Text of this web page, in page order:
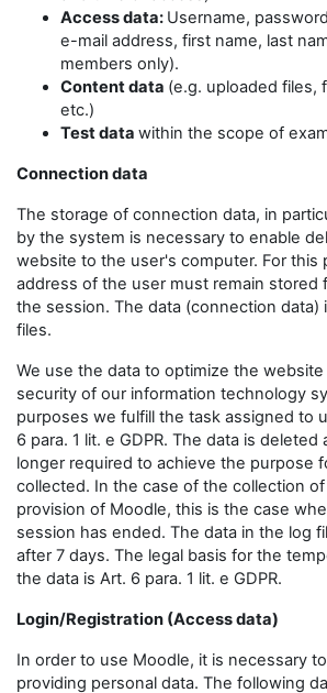
Access data: Username,
e-mail address, first name, last
members only).
Content data (e.g. uploaded files,
etc.)
Test data within the scope of
Connection data
The storage of connection data, in
by the system is necessary to enable
website to the user's computer. For this
address of the user must remain stored
the session. The data (connection data)
files.
We use the data to optimize the
security of our information technology
purposes we fulfill the task assigned to
6 para. 1 lit. e GDPR. The data is deleted
longer required to achieve the purpose
collected. In the case of the collection
provision of Moodle, this is the case
session has ended. The data in the log
after 7 days. The legal basis for the
the data is Art. 6 para. 1 lit. e GDPR.
Login/Registration (Access data)
In order to use Moodle, it is necessary
providing personal data. The following